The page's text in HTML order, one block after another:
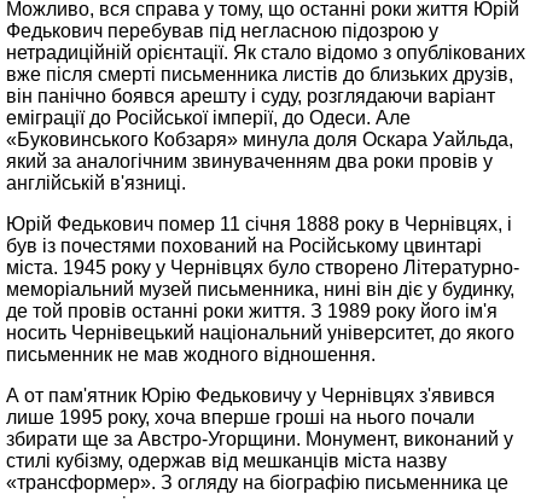
Можливо, вся справа у тому, що останні роки життя Юрій
Федькович перебував під негласною підозрою у
нетрадиційній орієнтації. Як стало відомо з опублікованих
вже після смерті письменника листів до близьких друзів,
він панічно боявся арешту і суду, розглядаючи варіант
еміграції до Російської імперії, до Одеси. Але
«Буковинського Кобзаря» минула доля Оскара Уайльда,
який за аналогічним звинуваченням два роки провів у
англійській в'язниці.
Юрій Федькович помер 11 січня 1888 року в Чернівцях, і
був із почестями похований на Російському цвинтарі
міста. 1945 року у Чернівцях було створено Літературно-
меморіальний музей письменника, нині він діє у будинку,
де той провів останні роки життя. З 1989 року його ім'я
носить Чернівецький національний університет, до якого
письменник не мав жодного відношення.
А от пам'ятник Юрію Федьковичу у Чернівцях з'явився
лише 1995 року, хоча вперше гроші на нього почали
збирати ще за Австро-Угорщини. Монумент, виконаний у
стилі кубізму, одержав від мешканців міста назву
«трансформер». З огляду на біографію письменника це